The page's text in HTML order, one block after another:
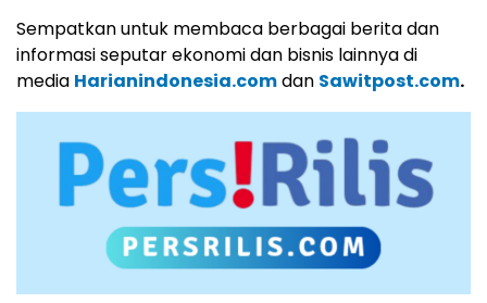
Sempatkan untuk membaca berbagai berita dan
informasi seputar ekonomi dan bisnis lainnya di
media Harianindonesia.comdan Sawitpost.com.